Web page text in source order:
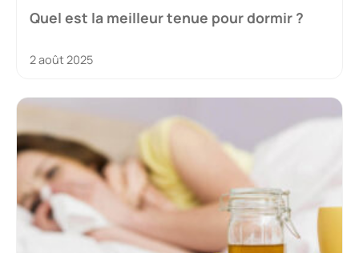
Quel est la meilleur tenue pour dormir ?
2 août 2025